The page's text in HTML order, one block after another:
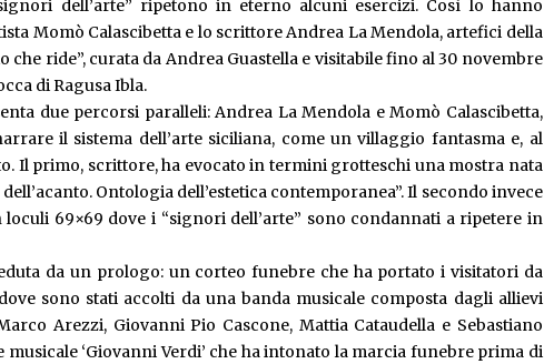
dell’arte” ripetono in eterno alcuni esercizi. Così lo hanno
Momò Calascibetta e lo scrittore Andrea La Mendola, artefici della
ride”, curata da Andrea Guastella e visitabile fino al 30 novembre
di Ragusa Ibla.
due percorsi paralleli: Andrea La Mendola e Momò Calascibetta,
il sistema dell’arte siciliana, come un villaggio fantasma e, al
Il primo, scrittore, ha evocato in termini grotteschi una mostra nata
Ontologia dell’estetica contemporanea”. Il secondo invece
69×69 dove i “signori dell’arte” sono condannati a ripetere in
da un prologo: un corteo funebre che ha portato i visitatori da
sono stati accolti da una banda musicale composta dagli allievi
Arezzi, Giovanni Pio Cascone, Mattia Cataudella e Sebastiano
‘Giovanni Verdi’ che ha intonato la marcia funebre prima di